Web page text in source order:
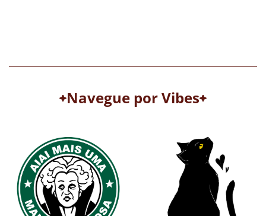
Navegue por Vibes